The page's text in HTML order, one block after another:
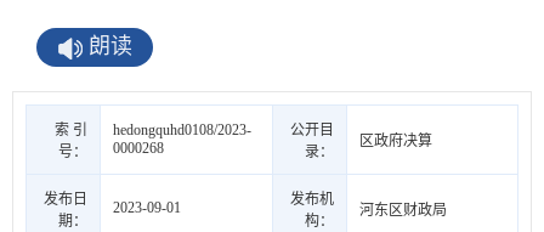
朗读
索 引
号：
hedongquhd0108/2023-
0000268
公开目
录：
区政府决算
发布日
期：
2023-09-01
发布机
构：
河东区财政局